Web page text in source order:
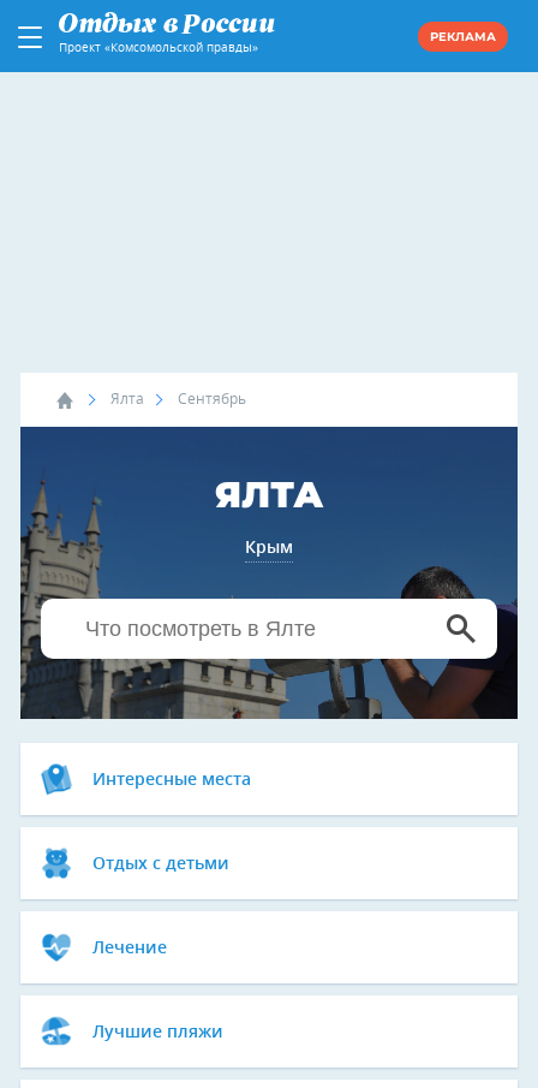
Проект «Комсомольской правды»
РЕКЛАМА
Ялта Сентябрь
ЯЛТА
Крым
Интересные места
Отдых с детьми
Лечение
Лучшие пляжи